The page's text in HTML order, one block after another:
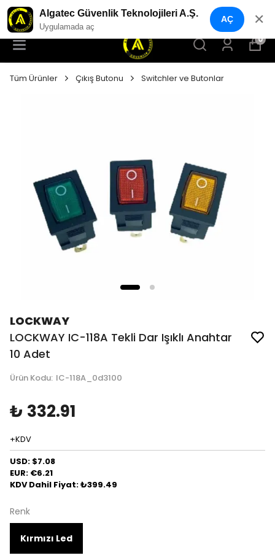
YENI NESIL GÜVENLIK GEÇIŞ SISTEMLERI
0
Tüm Ürünler Çıkış Butonu Switchler ve Butonlar
LOCKWAY
LOCKWAY IC-118A Tekli Dar Işıklı Anahtar
10 Adet
Ürün Kodu: IC-118A_0d3100
₺ 332.91
+KDV
USD: $7.08
EUR: €6.21
KDV Dahil Fiyat: ₺399.49
Renk
Kırmızı Led
Algatec Güvenlik Teknolojileri A.Ş.
Uygulamada aç
AÇ ✕